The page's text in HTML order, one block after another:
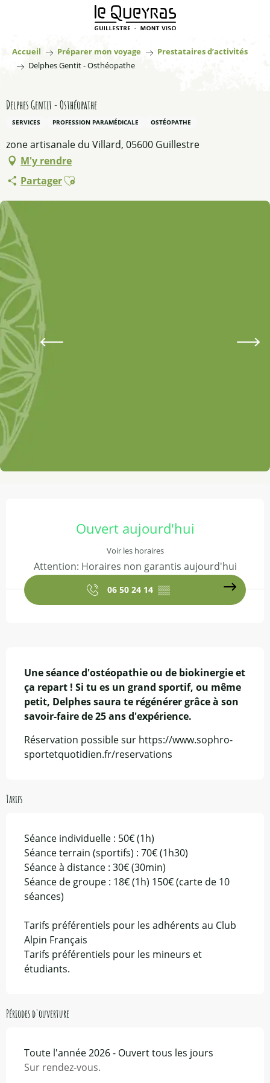
principal
Accueil Préparer mon voyage
Prestataires d’activités
Delphes Gentit - Osthéopathe
Delphes Gentit - Osthéopathe
SERVICES PROFESSION PARAMÉDICALE OSTÉOPATHE
zone artisanale du Villard, 05600 Guillestre
M'y rendre
PartagerAjouter aux favoris
Ouvert aujourd'hui
Voir les horaires
Attention: Horaires non garantis aujourd'hui
06 50 24 14 ▒▒
Une séance d'ostéopathie ou de biokinergie et
ça repart ! Si tu es un grand sportif, ou même
petit, Delphes saura te régénérer grâce à son
savoir-faire de 25 ans d'expérience.
Réservation possible sur https://www.sophro-
sportetquotidien.fr/reservations
Tarifs
Séance individuelle : 50€ (1h)
Séance terrain (sportifs) : 70€ (1h30)
Séance à distance : 30€ (30min)
Séance de groupe : 18€ (1h) 150€ (carte de 10
séances)
Tarifs préférentiels pour les adhérents au Club
Alpin Français
Tarifs préférentiels pour les mineurs et
étudiants.
Périodes d'ouverture
Toute l'année 2026 - Ouvert tous les jours
Sur rendez-vous.